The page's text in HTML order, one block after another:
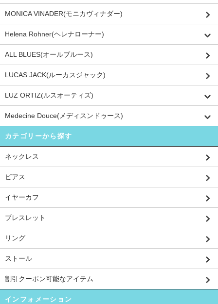
MONICA VINADER(モニカヴィナダー)
Helena Rohner(ヘレナローナー)
ALL BLUES(オールブルース)
LUCAS JACK(ルーカスジャック)
LUZ ORTIZ(ルスオーティズ)
Medecine Douce(メディスンドゥース)
カテゴリーから探す
ネックレス
ピアス
イヤーカフ
ブレスレット
リング
ストール
割引クーポン可能なアイテム
インフォメーション